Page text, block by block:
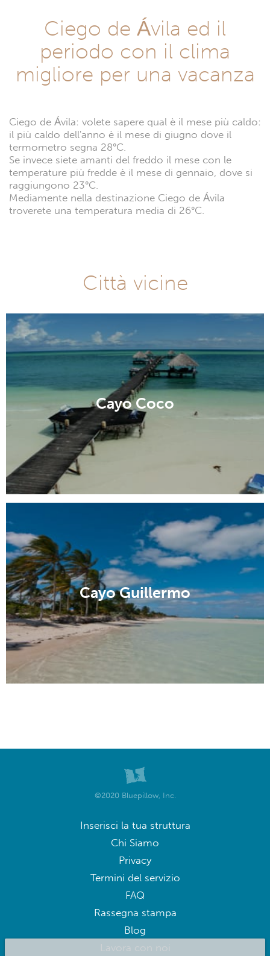
Ciego de Ávila ed il
periodo con il clima
migliore per una vacanza
Ciego de Ávila: volete sapere qual è il mese più caldo:
il più caldo dell'anno è il mese di giugno dove il
termometro segna 28°C.
Se invece siete amanti del freddo il mese con le
temperature più fredde è il mese di gennaio, dove si
raggiungono 23°C.
Mediamente nella destinazione Ciego de Ávila
troverete una temperatura media di 26°C.
Città vicine
Cayo Coco
Cayo Guillermo
©2020 Bluepillow, Inc.
Inserisci la tua struttura
Chi Siamo
Privacy
Termini del servizio
FAQ
Rassegna stampa
Blog
Lavora con noi